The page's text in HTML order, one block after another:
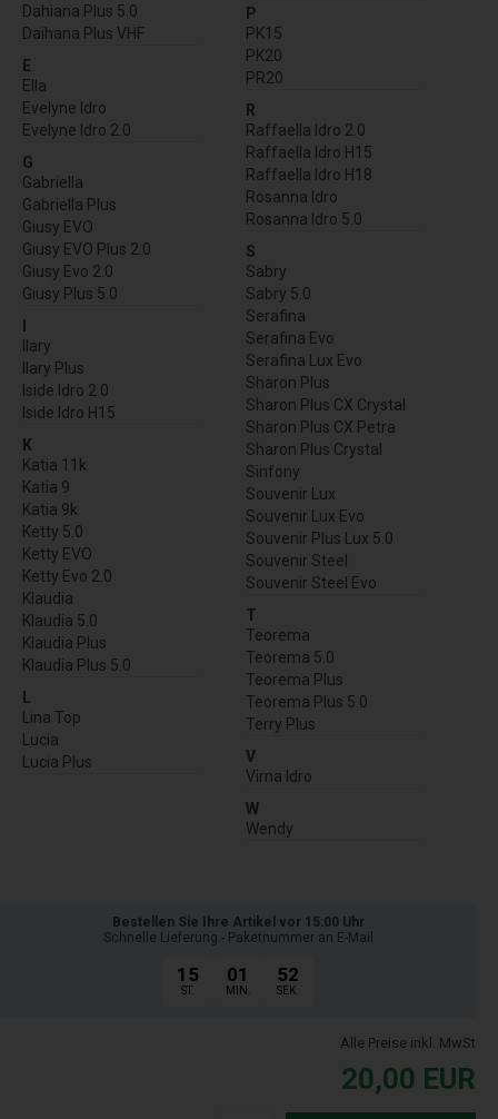
Dahiana Plus 5.0
Daihana Plus VHF
E
Ella
Evelyne Idro
Evelyne Idro 2.0
G
Gabriella
Gabriella Plus
Giusy EVO
Giusy EVO Plus 2.0
Giusy Evo 2.0
Giusy Plus 5.0
Ilary
Ilary Plus
Iside Idro 2.0
Iside Idro H15
K
Katia 11k
Katia 9
Katia 9k
Ketty 5.0
Ketty EVO
Ketty Evo 2.0
Klaudia
Klaudia 5.0
Klaudia Plus
Klaudia Plus 5.0
L
Lina Top
Lucia
Lucia Plus
P
PK15
PK20
PR20
R
Raffaella Idro 2.0
Raffaella Idro H15
Raffaella Idro H18
Rosanna Idro
Rosanna Idro 5.0
S
Sabry
Sabry 5.0
Serafina
Serafina Evo
Serafina Lux Evo
Sharon Plus
Sharon Plus CX Crystal
Sharon Plus CX Petra
Sharon Plus Crystal
Sinfony
Souvenir Lux
Souvenir Lux Evo
Souvenir Plus Lux 5.0
Souvenir Steel
Souvenir Steel Evo
T
Teorema
Teorema 5.0
Teorema Plus
Teorema Plus 5.0
Terry Plus
V
Virna Idro
W
Wendy
Bestellen Sie Ihre Artikel vor 15:00 Uhr
Schnelle Lieferung - Paketnummer an E-Mail
15
ST.
01
MIN.
51
SEK.
Alle Preise inkl. MwSt
20,00 EUR